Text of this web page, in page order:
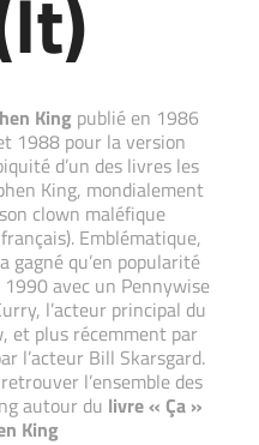
King publié en 1986
1988 pour la version
d’un des livres les
King, mondialement
clown maléfique
Emblématique,
gagné qu’en popularité
avec un Pennywise
l’acteur principal du
et plus récemment par
l’acteur Bill Skarsgard.
l’ensemble des
autour du livre « Ça »
King